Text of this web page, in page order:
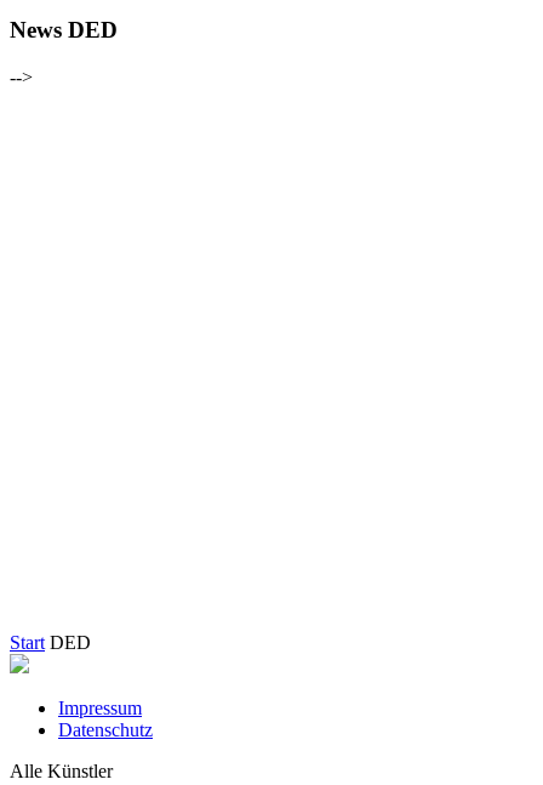
News DED
-->
Start DED
Impressum
Datenschutz
Alle Künstler